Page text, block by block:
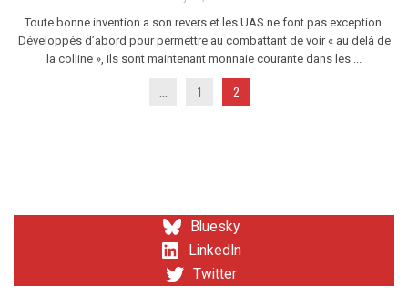
Toute bonne invention a son revers et les UAS ne font pas exception.
Développés d’abord pour permettre au combattant de voir « au delà de
la colline », ils sont maintenant monnaie courante dans les ...
1 2
Bluesky
LinkedIn
Twitter